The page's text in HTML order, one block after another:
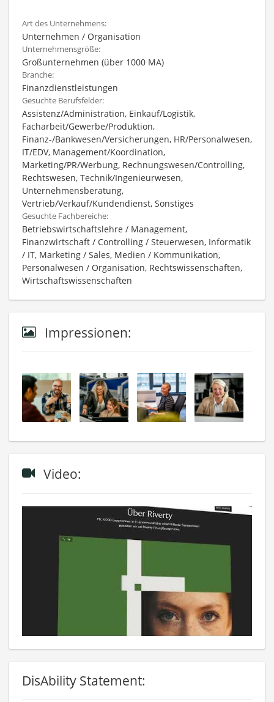
Art des Unternehmens:
Unternehmen / Organisation
Unternehmensgröße:
Großunternehmen (über 1000 MA)
Branche:
Finanzdienstleistungen
Gesuchte Berufsfelder:
Assistenz/Administration, Einkauf/Logistik,
Facharbeit/Gewerbe/Produktion,
Finanz-/Bankwesen/Versicherungen, HR/Personalwesen,
IT/EDV, Management/Koordination,
Marketing/PR/Werbung, Rechnungswesen/Controlling,
Rechtswesen, Technik/Ingenieurwesen,
Unternehmensberatung,
Vertrieb/Verkauf/Kundendienst, Sonstiges
Gesuchte Fachbereiche:
Betriebswirtschaftslehre / Management,
Finanzwirtschaft / Controlling / Steuerwesen, Informatik
/ IT, Marketing / Sales, Medien / Kommunikation,
Personalwesen / Organisation, Rechtswissenschaften,
Wirtschaftswissenschaften
Impressionen:
Video:
DisAbility Statement: